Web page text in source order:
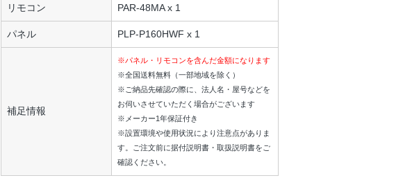
リモコン PAR-48MA x 1
パネル PLP-P160HWF x 1
補足情報
※パネル・リモコンを含んだ金額になります
※全国送料無料（一部地域を除く）
※ご納品先確認の際に、法人名・屋号などを
お伺いさせていただく場合がございます
※メーカー1年保証付き
※設置環境や使用状況により注意点がありま
す。ご注文前に据付説明書・取扱説明書をご
確認ください。